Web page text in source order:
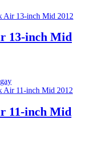
13-inch Mid
11-inch Mid